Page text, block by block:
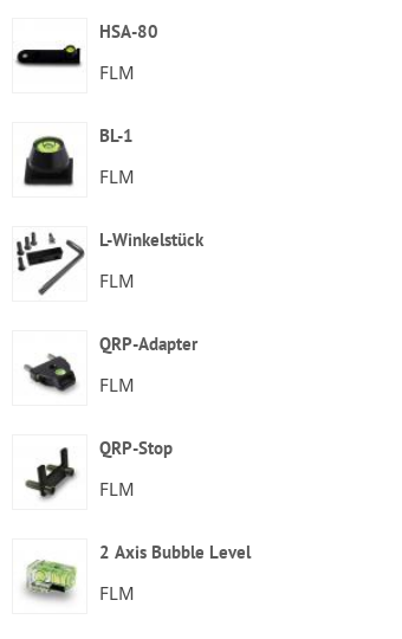
HSA-80
FLM
BL-1
FLM
L-Winkelstück
FLM
QRP-Adapter
FLM
QRP-Stop
FLM
2 Axis Bubble Level
FLM